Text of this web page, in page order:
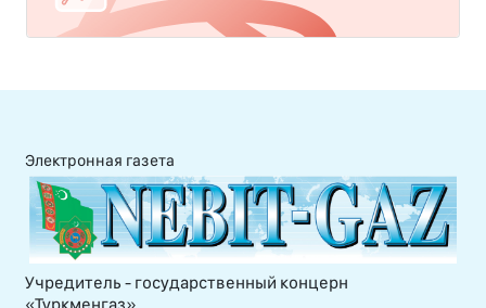
Электронная газета
Учредитель - государственный концерн